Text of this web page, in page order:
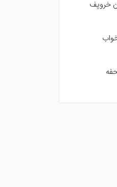
خروپف